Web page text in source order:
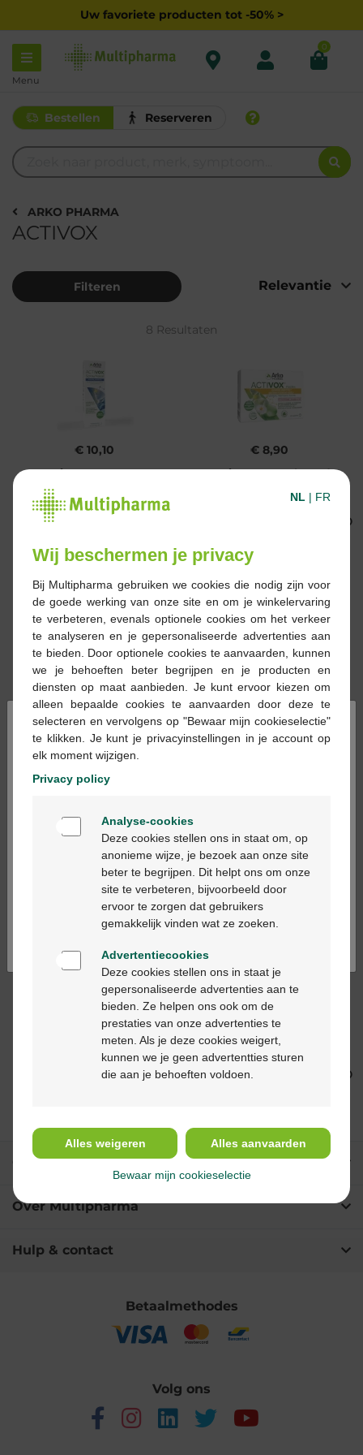
Uw favoriete producten tot -50% >
Menu
0
Bestellen Reserveren
ARKO PHARMA
ACTIVOX
Filteren
8 Resultaten
€ 10,10
Activox Neusspray
€ 8,90
Activox verzachtend
keel munt-eucalyptus
€ 11,20
Activox propolis
pastilles citrus comp 24
€ 8,90
Activox verzachtend
keel honing citroen
past 24
€ 10,80
Activox propolis
keelspray 30ml
€ 11,40
Activox kruidensiroop
nf 150ml
€ 11,90
Activox keelpijn
zuigtabletten 24
€ 9,50
Activox Flash Rub 15st
Onze diensten
Over Multipharma
Hulp & contact
Betaalmethodes
Volg ons
×
Bienvenue
Ga verder in het nederlands
Continuez en français
NL | FR
Wij beschermen je privacy
Bij Multipharma gebruiken we cookies die nodig zijn voor
de goede werking van onze site en om je winkelervaring
te verbeteren, evenals optionele cookies om het verkeer
te analyseren en je gepersonaliseerde advertenties aan
te bieden. Door optionele cookies te aanvaarden, kunnen
we je behoeften beter begrijpen en je producten en
diensten op maat aanbieden. Je kunt ervoor kiezen om
alleen bepaalde cookies te aanvaarden door deze te
selecteren en vervolgens op "Bewaar mijn cookieselectie"
te klikken. Je kunt je privacyinstellingen in je account op
elk moment wijzigen.
Privacy policy
Analyse-cookies
Deze cookies stellen ons in staat om, op
anonieme wijze, je bezoek aan onze site
beter te begrijpen. Dit helpt ons om onze
site te verbeteren, bijvoorbeeld door
ervoor te zorgen dat gebruikers
gemakkelijk vinden wat ze zoeken.
Advertentiecookies
Deze cookies stellen ons in staat je
gepersonaliseerde advertenties aan te
bieden. Ze helpen ons ook om de
prestaties van onze advertenties te
meten. Als je deze cookies weigert,
kunnen we je geen advertentties sturen
die aan je behoeften voldoen.
Alles weigeren Alles aanvaarden
Bewaar mijn cookieselectie